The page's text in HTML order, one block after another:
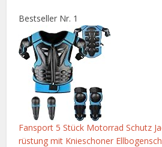
Bestseller Nr. 1
Fansport 5 Stück Motorrad Schutz
rüstung mit Knieschoner